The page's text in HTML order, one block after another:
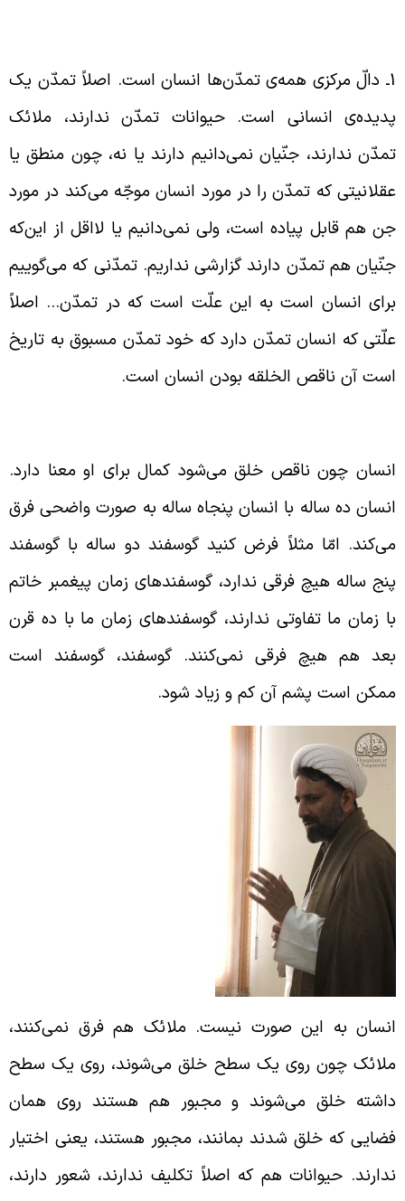
1ـ دالّ مرکزی همه‌ی تمدّن‌ها انسان است. اصلاً تمدّن یک
انسانی است. حیوانات تمدّن ندارند، ملائک
ندارند، جنّیان نمی‌دانیم دارند یا نه، چون منطق یا
که تمدّن را در مورد انسان موجّه می‌کند در مورد
هم قابل پیاده است، ولی نمی‌دانیم یا لااقل از این‌که
هم تمدّن دارند گزارشی نداریم. تمدّنی که می‌گوییم
انسان است به این علّت است که در تمدّن… اصلاً
که انسان تمدّن دارد که خود تمدّن مسبوق به تاریخ
آن ناقص الخلقه بودن انسان است.
چون ناقص خلق می‌شود کمال برای او معنا دارد.
ده ساله با انسان پنجاه ساله به صورت واضحی فرق
امّا مثلاً فرض کنید گوسفند دو ساله با گوسفند
ساله هیچ فرقی ندارد، گوسفند‌های زمان پیغمبر خاتم
زمان ما تفاوتی ندارند، گوسفند‌های زمان ما با ده قرن
هم هیچ فرقی نمی‌کنند. گوسفند، گوسفند است
است پشم آن کم و زیاد شود.
به این صورت نیست. ملائک هم فرق نمی‌کنند،
چون روی یک سطح خلق می‌شوند، روی یک سطح
خلق می‌شوند و مجبور هم هستند روی همان
که خلق شدند بمانند، مجبور هستند، یعنی اختیار
حیوانات هم که اصلاً تکلیف ندارند، شعور دارند،